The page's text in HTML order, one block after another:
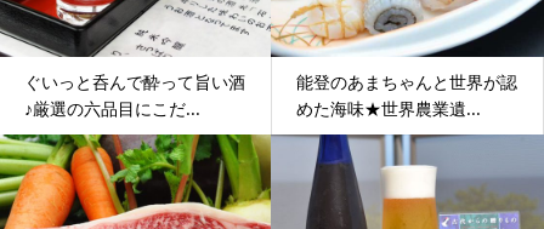
ぐいっと呑んで酔って旨い酒
♪厳選の六品目にこだ...
能登のあまちゃんと世界が認
めた海味★世界農業遺...